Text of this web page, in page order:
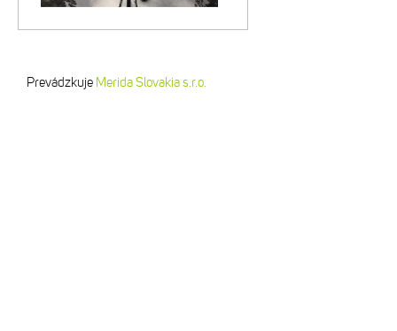
Prevádzkuje Merida Slovakia s.r.o.